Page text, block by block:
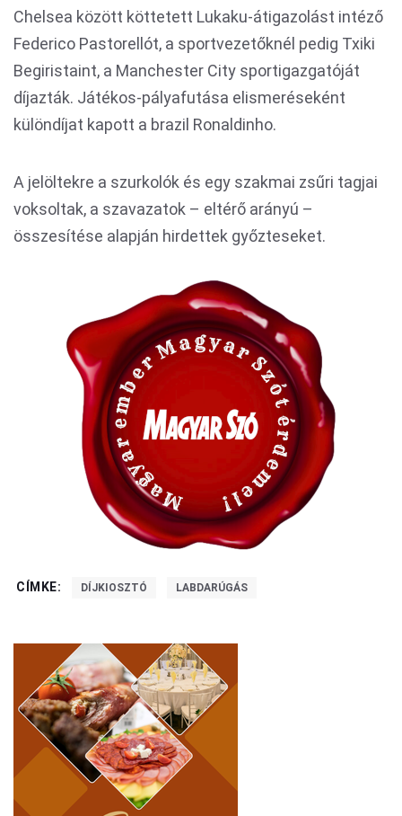
Chelsea között köttetett Lukaku-átigazolást intéző
Federico Pastorellót, a sportvezetőknél pedig Txiki
Begiristaint, a Manchester City sportigazgatóját
díjazták. Játékos-pályafutása elismeréseként
különdíjat kapott a brazil Ronaldinho.
A jelöltekre a szurkolók és egy szakmai zsűri tagjai
voksoltak, a szavazatok – eltérő arányú –
összesítése alapján hirdettek győzteseket.
CÍMKE: DÍJKIOSZTÓ LABDARÚGÁS